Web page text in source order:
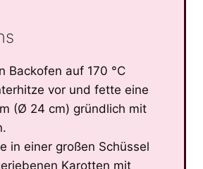
Backofen auf 170 °C
vor und fette eine
(Ø 24 cm) gründlich mit
in einer großen Schüssel
Karotten mit